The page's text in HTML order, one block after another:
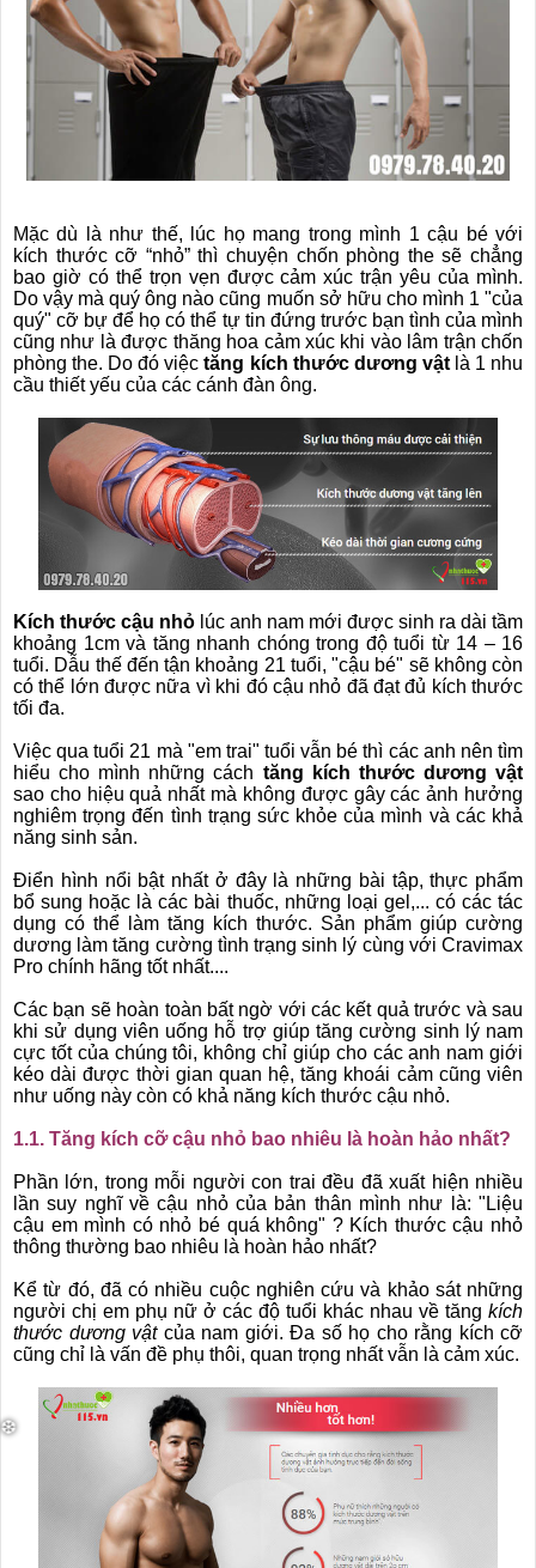
Mặc dù là như thế, lúc họ mang trong mình 1 cậu bé với
kích thước cỡ “nhỏ” thì chuyện chốn phòng the sẽ chẳng
bao giờ có thể trọn vẹn được cảm xúc trận yêu của mình.
Do vậy mà quý ông nào cũng muốn sở hữu cho mình 1 "của
quý" cỡ bự để họ có thể tự tin đứng trước bạn tình của mình
cũng như là được thăng hoa cảm xúc khi vào lâm trận chốn
phòng the. Do đó việctăng kích thước dương vậtlà 1 nhu
cầu thiết yếu của các cánh đàn ông.
Kích thước cậu nhỏ lúc anh nam mới được sinh ra dài tầm
khoảng 1cm và tăng nhanh chóng trong độ tuổi từ 14 – 16
tuổi. Dẫu thế đến tận khoảng 21 tuổi, "cậu bé" sẽ không còn
có thể lớn được nữa vì khi đó cậu nhỏ đã đạt đủ kích thước
tối đa.
Việc qua tuổi 21 mà "em trai" tuổi vẫn bé thì các anh nên tìm
hiểu cho mình những cách tăng kích thước dương vật
sao cho hiệu quả nhất mà không được gây các ảnh hưởng
nghiêm trọng đến tình trạng sức khỏe của mình và các khả
năng sinh sản.
Điển hình nổi bật nhất ở đây là những bài tập, thực phẩm
bổ sung hoặc là các bài thuốc, những loại gel,... có các tác
dụng có thể làm tăng kích thước. Sản phẩm giúp cường
dương làm tăng cường tình trạng sinh lý cùng với Cravimax
Pro chính hãng tốt nhất....
Các bạn sẽ hoàn toàn bất ngờ với các kết quả trước và sau
khi sử dụng viên uống hỗ trợ giúp tăng cường sinh lý nam
cực tốt của chúng tôi, không chỉ giúp cho các anh nam giới
kéo dài được thời gian quan hệ, tăng khoái cảm cũng viên
như uống này còn có khả năng kích thước cậu nhỏ.
1.1. Tăng kích cỡ cậu nhỏ bao nhiêu là hoàn hảo nhất?
Phần lớn, trong mỗi người con trai đều đã xuất hiện nhiều
lần suy nghĩ về cậu nhỏ của bản thân mình như là: "Liệu
cậu em mình có nhỏ bé quá không" ? Kích thước cậu nhỏ
thông thường bao nhiêu là hoàn hảo nhất?
Kể từ đó, đã có nhiều cuộc nghiên cứu và khảo sát những
người chị em phụ nữ ở các độ tuổi khác nhau về tăng kích
thước dương vậtcủa nam giới. Đa số họ cho rằng kích cỡ
cũng chỉ là vấn đề phụ thôi, quan trọng nhất vẫn là cảm xúc.
❆
❅
❆